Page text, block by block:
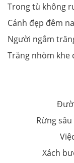
Trong tù không
Cảnh đẹp đêm
Người ngắm
Trăng nhòm khe
Rừng
Xách